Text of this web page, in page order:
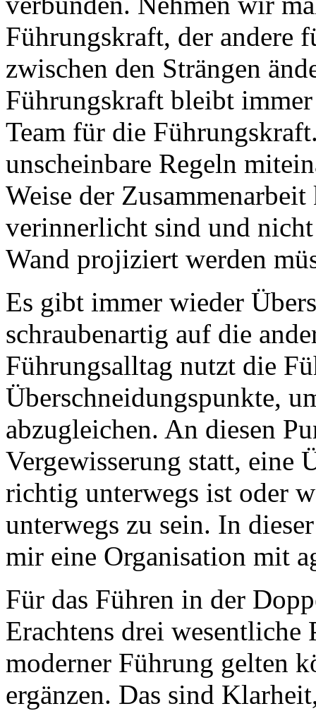
Führungskraft, der andere
zwischen den Strängen
Führungskraft bleibt
Team für die
unscheinbare Regeln
Weise der
verinnerlicht sind und
Wand projiziert werden
Es gibt immer wieder
schraubenartig auf die
Führungsalltag nutzt die
Überschneidungspunkte,
abzugleichen. An diesen
Vergewisserung statt, eine
richtig unterwegs ist oder
unterwegs zu sein. In
mir eine Organisation mit
Für das Führen in der
Erachtens drei
moderner Führung gelten
ergänzen. Das sind